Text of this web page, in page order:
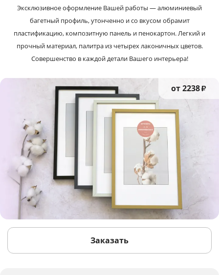
Эксклюзивное оформление Вашей работы — алюминиевый
багетный профиль, утонченно и со вкусом обрамит
пластификацию, композитную панель и пенокартон. Легкий и
прочный материал, палитра из четырех лаконичных цветов.
Совершенство в каждой детали Вашего интерьера!
от 2238₽
Заказать